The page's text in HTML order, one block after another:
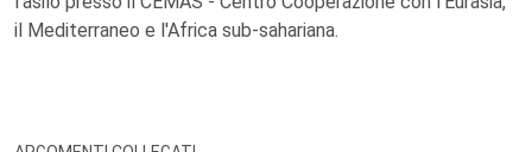
il Mediterraneo e l'Africa sub-sahariana.